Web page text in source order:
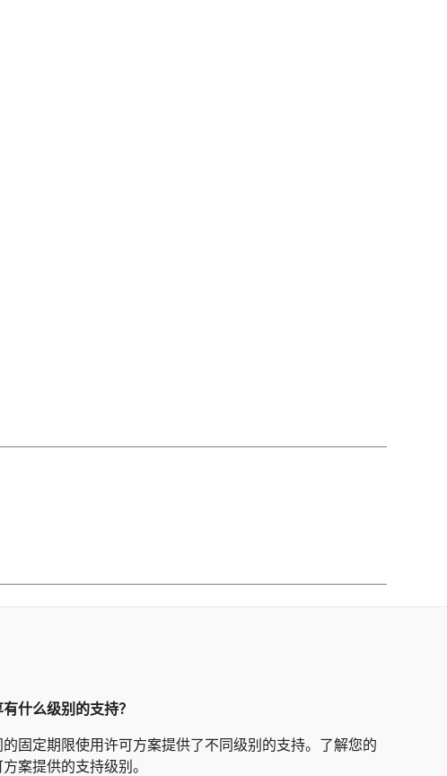
什么级别的支持？
的固定期限使用许可方案提供了不同级别的支持。了解您的
案提供的支持级别。